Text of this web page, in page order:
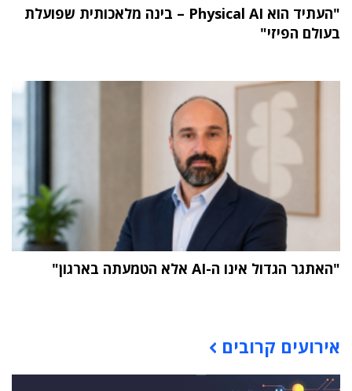
"העתיד הוא Physical AI – בינה מלאכותית שפועלת
בעולם הפיזי"
"האתגר הגדול אינו ה-AI אלא הטמעתה בארגון"
אירועים קרובים